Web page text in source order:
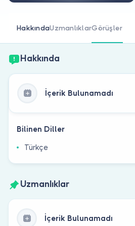
HakkındaUzmanlıklarGörüşler
Hakkında
İçerik Bulunamadı
Bilinen Diller
Türkçe
Uzmanlıklar
İçerik Bulunamadı